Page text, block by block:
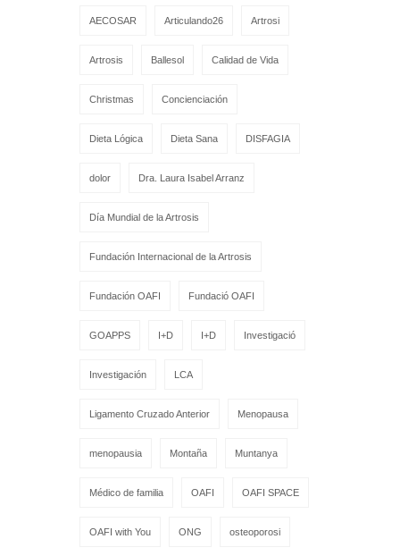
AECOSAR Articulando26 Artrosi
Artrosis Ballesol Calidad de Vida
Christmas Concienciación
Dieta Lógica Dieta Sana DISFAGIA
dolor Dra. Laura Isabel Arranz
Día Mundial de la Artrosis
Fundación Internacional de la Artrosis
Fundación OAFI Fundació OAFI
GOAPPS I+D I+D Investigació
Investigación LCA
Ligamento Cruzado Anterior Menopausa
menopausia Montaña Muntanya
Médico de familia OAFI OAFI SPACE
OAFI with You ONG osteoporosi